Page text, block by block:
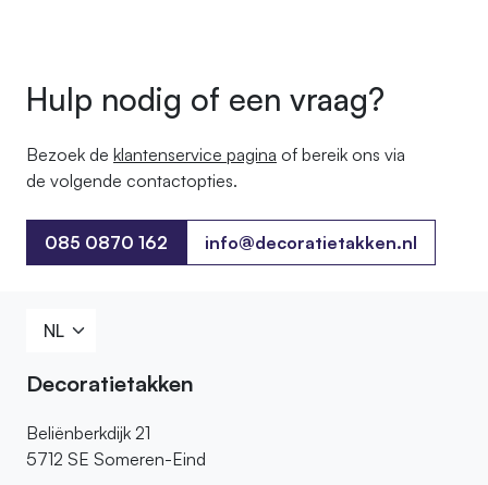
Hulp nodig of een vraag?
Bezoek de klantenservice pagina of bereik ons ​​via
de volgende contactopties.
085 0870 162
085 0870 162
info@decoratietakken.nl
Decoratietakken
Beliënberkdijk 21
5712 SE Someren-Eind